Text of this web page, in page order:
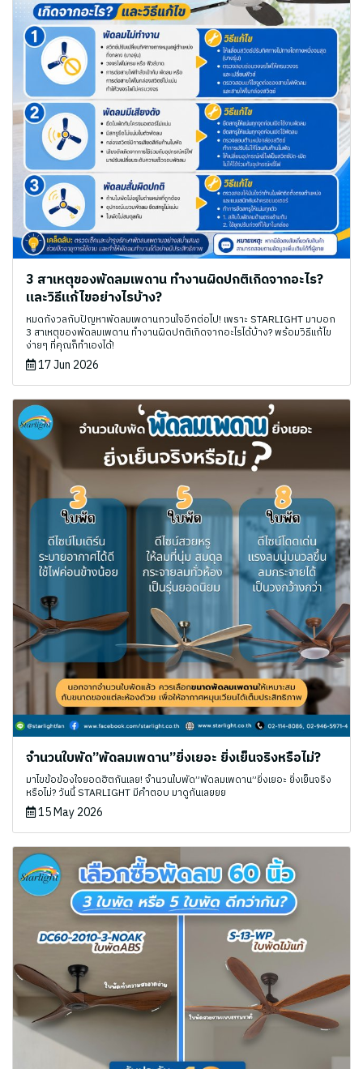
3 สาเหตุของพัดลมเพดาน ทำงานผิดปกติเกิดจากอะไร?
และวิธีแก้ไขอย่างไรบ้าง?
หมดกังวลกับปัญหาพัดลมเพดานกวนใจอีกต่อไป! เพราะ STARLIGHT มาบอก
3 สาเหตุของพัดลมเพดาน ทำงานผิดปกติเกิดจากอะไรได้บ้าง? พร้อมวิธีแก้ไข
ง่ายๆ ที่คุณก็ทำเองได้!
17 Jun 2026
จำนวนใบพัด”พัดลมเพดาน”ยิ่งเยอะ ยิ่งเย็นจริงหรือไม่?
มาไขข้อข้องใจยอดฮิตกันเลย! จำนวนใบพัด”พัดลมเพดาน”ยิ่งเยอะ ยิ่งเย็นจริง
หรือไม่? วันนี้ STARLIGHT มีคำตอบ มาดูกันเลยยย
15 May 2026